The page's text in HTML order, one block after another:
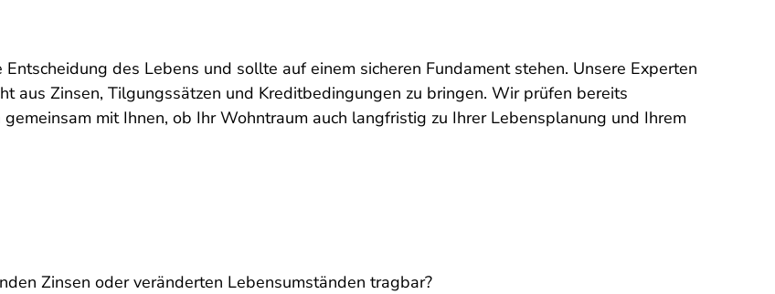
des Lebens und sollte auf einem sicheren Fundament stehen. Unsere Experten
aus Zinsen, Tilgungssätzen und Kreditbedingungen zu bringen. Wir prüfen bereits
mit Ihnen, ob Ihr Wohntraum auch langfristig zu Ihrer Lebensplanung und Ihrem
Zinsen oder veränderten Lebensumständen tragbar?